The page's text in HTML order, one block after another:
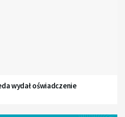
wydał oświadczenie